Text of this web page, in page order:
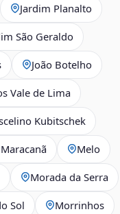
Jardim Planalto
São Geraldo
João Botelho
Vale de Lima
Kubitschek
Maracanã Melo
Morada da Serra
Sol Morrinhos